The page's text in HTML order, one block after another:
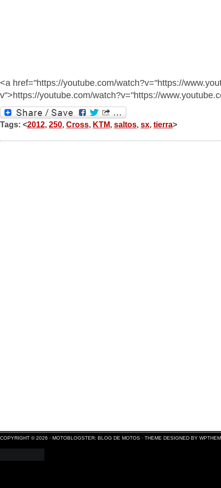
<a href="https://youtube.com/watch?v="https://
v">https://youtube.com/watch?v="https://
Tags: <2012, 250, Cross, KTM, saltos, sx, tierra>
COPYRIGHT © 2026 · MOTOBLOGSTER: BLOG DE MOTOS · THEME DESIGNED BY